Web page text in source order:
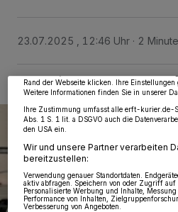
23.07.2025 , 12:46 Uhr 2
Zwecke. Wenn Tracker deaktiviert sind, sind
Rand der Webseite klicken. Ihre
Weitere Informationen finden Sie in unserer
Ihre Zustimmung umfasst alle erft-kurier.de-
Abs. 1 S. 1 lit. a DSGVO auch die
den USA ein.
Wir und unsere Partner verarbeiten
bereitzustellen:
Verwendung genauer Standortdaten.
aktiv abfragen. Speichern von oder Zugriff
Personalisierte Werbung und Inhalte,
Performance von Inhalten,
Verbesserung von Angeboten.